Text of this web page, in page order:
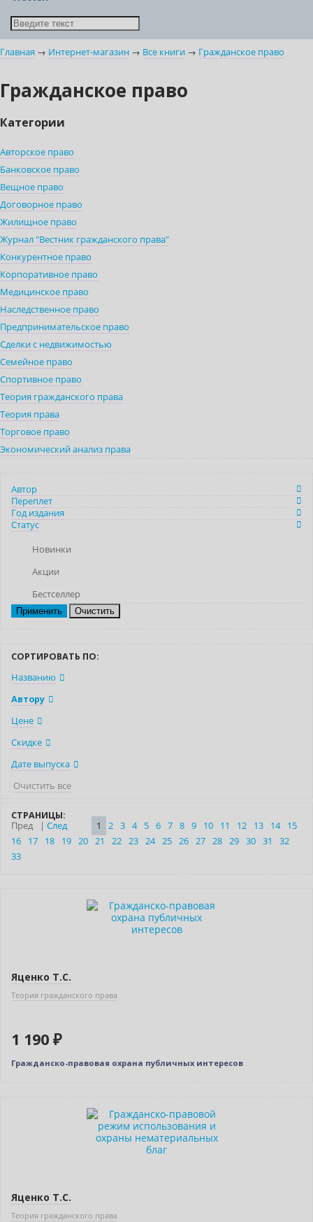
Главная → Интернет-магазин → Все книги → Гражданское право
Гражданское право
Категории
Авторское право
Банковское право
Вещное право
Договорное право
Жилищное право
Журнал "Вестник гражданского права"
Конкурентное право
Корпоративное право
Медицинское право
Наследственное право
Предпринимательское право
Сделки с недвижимостью
Семейное право
Спортивное право
Теория гражданского права
Теория права
Торговое право
Экономический анализ права
Автор
Переплет
Год издания
Статус
Новинки
Акции
Бестселлер
Очистить
СОРТИРОВАТЬ ПО:
Названию
Автору
Цене
Скидке
Дате выпуска
Очистить все
СТРАНИЦЫ:
Пред
| След 1 2 3 4 5 6 7 8 9 10 11 12 13 14
15
16
17 18 19 20 21 22 23 24 25 26 27 28 29 30 31
32
33
Яценко Т.С.
Теория гражданского права
1 190 ₽
Гражданско-правовая охрана публичных интересов
Яценко Т.С.
Теория гражданского права